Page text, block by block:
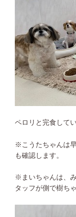
ペロリと完食して
※こうたちゃんは
も確認します。
※まいちゃんは、
タッフが側で樹ち